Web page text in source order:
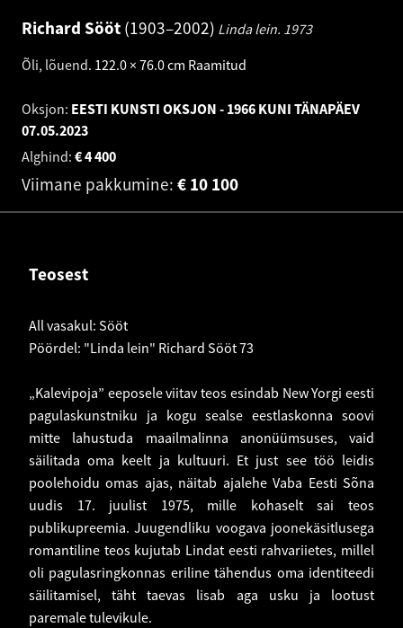
Richard Sööt 1903–2002 Linda lein. 1973
Õli, lõuend. 122.0 × 76.0 cm Raamitud
Oksjon: EESTI KUNSTI OKSJON - 1966 KUNI TÄNAPÄEV
07.05.2023
Alghind:
4 400
€
Viimane pakkumine: 10 100
€
Teosest
All vasakul: Sööt
Pöördel: "Linda lein" Richard Sööt 73
„Kalevipoja” eeposele viitav teos esindab New Yorgi eesti
pagulaskunstniku ja kogu sealse eestlaskonna soovi
mitte lahustuda maailmalinna anonüümsuses, vaid
säilitada oma keelt ja kultuuri. Et just see töö leidis
poolehoidu omas ajas, näitab ajalehe Vaba Eesti Sõna
uudis 17. juulist 1975, mille kohaselt sai teos
publikupreemia. Juugendliku voogava joonekäsitlusega
romantiline teos kujutab Lindat eesti rahvariietes, millel
oli pagulasringkonnas eriline tähendus oma identiteedi
säilitamisel, täht taevas lisab aga usku ja lootust
paremale tulevikule.